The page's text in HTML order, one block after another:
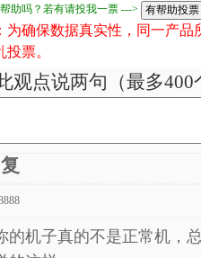
助吗？若有请投我一票 --->
为确保数据真实性，同一产
票。
观点说两句（最多400
的机子真的不是正常机，